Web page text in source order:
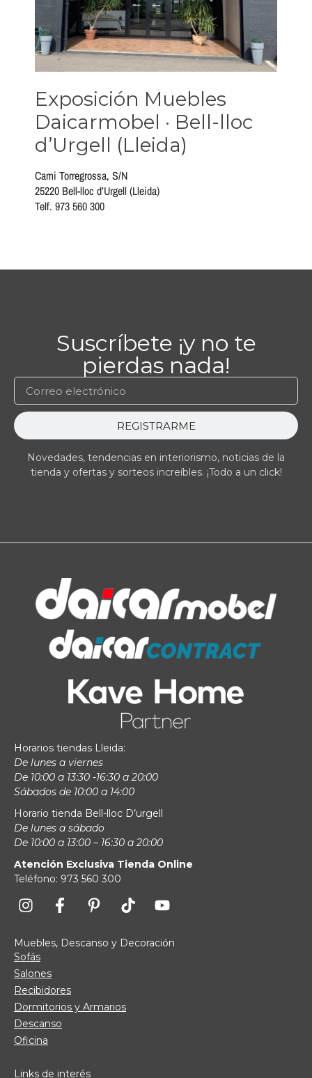
Exposición Muebles
Daicarmobel · Bell-lloc
d’Urgell (Lleida)
Cami Torregrossa, S/N
25220 Bell-lloc d’Urgell (Lleida)
Telf. 973 560 300
Suscríbete ¡y no te
pierdas nada!
REGISTRARME
Novedades, tendencias en interiorismo, noticias de la
tienda y ofertas y sorteos increíbles. ¡Todo a un click!
Horarios tiendas Lleida:
De lunes a viernes
De 10:00 a 13:30 -16:30 a 20:00
Sábados de 10:00 a 14:00
Horario tienda Bell-lloc D’urgell
De lunes a sábado
De 10:00 a 13:00 – 16:30 a 20:00
Atención Exclusiva Tienda Online
Teléfono: 973 560 300
Muebles, Descanso y Decoración
Sofás
Salones
Recibidores
Dormitorios y Armarios
Descanso
Oficina
Links de interés